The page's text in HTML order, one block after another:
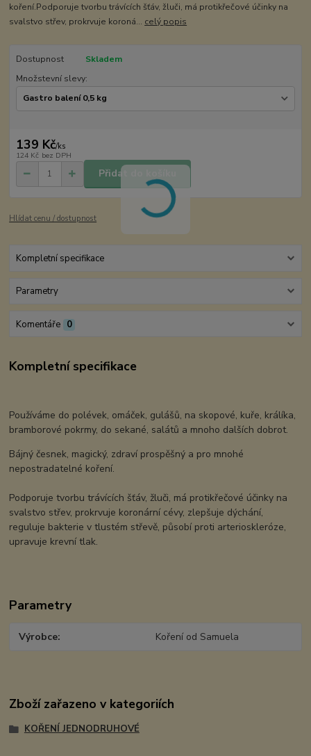
koření.Podporuje tvorbu trávících šťáv, žluči, má protikřečové účinky na
svalstvo střev, prokrvuje koroná... celý popis
Dostupnost
Skladem
Množstevní slevy:
139 Kč/ks
124 Kč bez DPH
Přidat do košíku
Hlídat cenu / dostupnost
Kompletní specifikace
Parametry
Komentáře 0
Kompletní specifikace
Používáme do polévek, omáček, gulášů, na skopové, kuře, králíka,
bramborové pokrmy, do sekané, salátů a mnoho dalších dobrot.
Bájný česnek, magický, zdraví prospěšný a pro mnohé
nepostradatelné koření.
Podporuje tvorbu trávících šťáv, žluči, má protikřečové účinky na
svalstvo střev, prokrvuje koronární cévy, zlepšuje dýchání,
reguluje bakterie v tlustém střevě, působí proti arterioskleróze,
upravuje krevní tlak.
Parametry
Výrobce Koření od Samuela
Zboží zařazeno v kategoriích
KOŘENÍ JEDNODRUHOVÉ